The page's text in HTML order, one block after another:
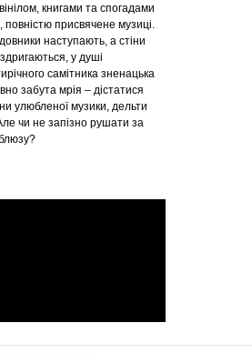
книгами та спогадами
повністю присвячене музиці.
наступають, а стіни
здригаються, у душі
самітника зненацька
забута мрія – дістатися
улюбленої музики, дельти
Але чи не запізно рушати за